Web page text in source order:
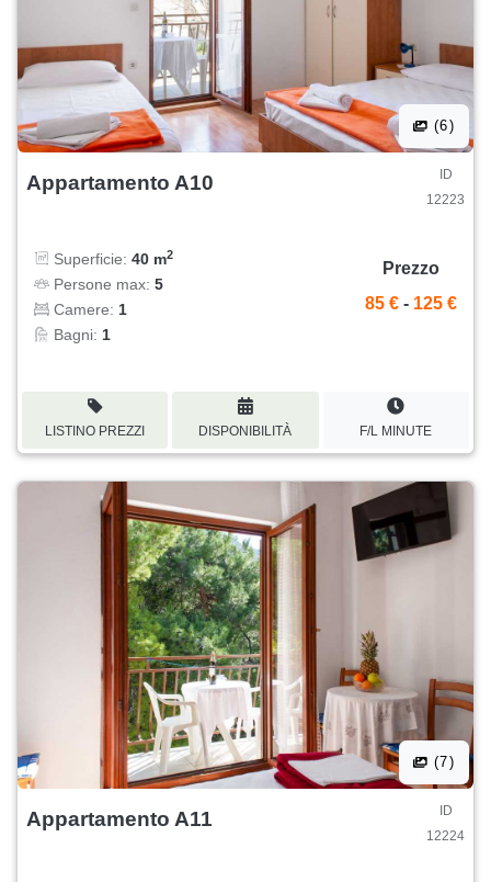
(6)
Appartamento A10
ID
12223
Superficie: 40 m2
Persone max: 5
Camere: 1
Bagni: 1
Prezzo
85 € - 125 €
LISTINO PREZZI DISPONIBILITÀ F/L MINUTE
(7)
Appartamento A11
ID
12224